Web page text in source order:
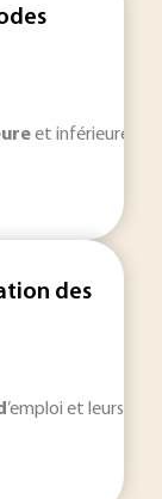
et inférieure
des
’emploi et leurs